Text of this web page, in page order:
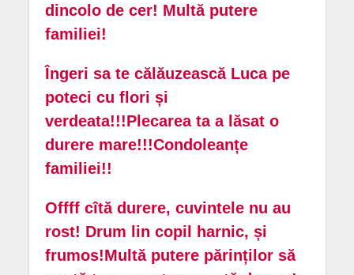
dincolo de cer! Multă putere
familiei!
Îngeri sa te călăuzească Luca pe
poteci cu flori și
verdeata!!!Plecarea ta a lăsat o
durere mare!!!Condoleanțe
familiei!!
Offff cîtă durere, cuvintele nu au
rost! Drum lin copil harnic, și
frumos!Multă putere părinților să